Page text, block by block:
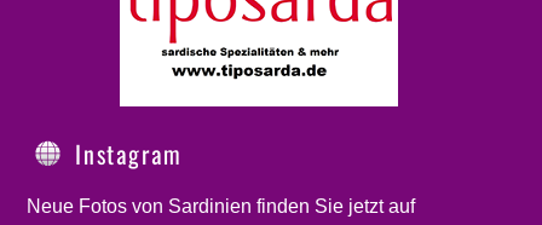
Instagram
Neue Fotos von Sardinien finden Sie jetzt auf